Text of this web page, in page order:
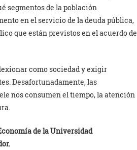
segmentos de la población
en el servicio de la deuda pública,
que están previstos en el acuerdo de
como sociedad y exigir
Desafortunadamente, las
nos consumen el tiempo, la atención
de la Universidad